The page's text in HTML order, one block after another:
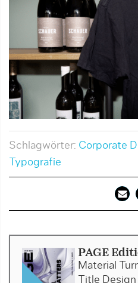
Schlagwörter: Corporate
Typografie
PAGE
Material
Title